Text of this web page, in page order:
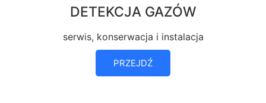
DETEKCJA GAZÓW
serwis, konserwacja i instalacja
PRZEJDŹ